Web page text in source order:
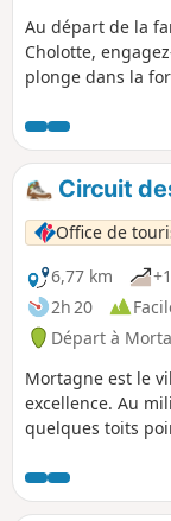
Au départ de la
Cholotte,
plonge dans la
Circuit
Office de
6,77 km
2h 20
Départ à
Mortagne est le
excellence. Au
quelques toits
hameaux du
innombrables